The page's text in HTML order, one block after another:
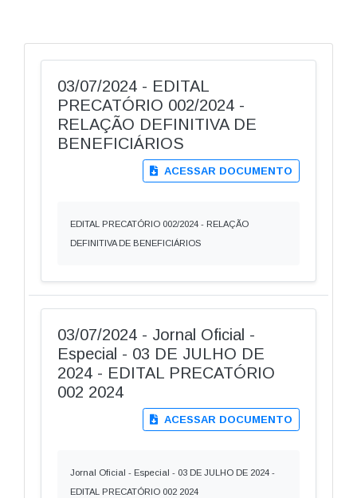
03/07/2024 - EDITAL
PRECATÓRIO 002/2024 -
RELAÇÃO DEFINITIVA DE
BENEFICIÁRIOS
ACESSAR DOCUMENTO
EDITAL PRECATÓRIO 002/2024 - RELAÇÃO
DEFINITIVA DE BENEFICIÁRIOS
03/07/2024 - Jornal Oficial -
Especial - 03 DE JULHO DE
2024 - EDITAL PRECATÓRIO
002 2024
ACESSAR DOCUMENTO
Jornal Oficial - Especial - 03 DE JULHO DE 2024 -
EDITAL PRECATÓRIO 002 2024